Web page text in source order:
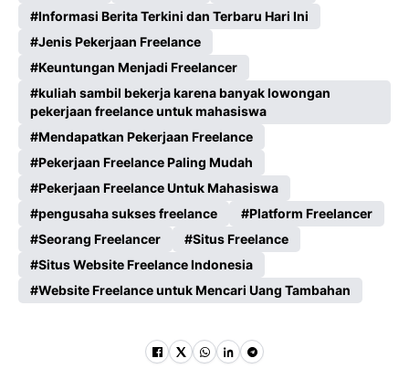
Informasi Berita Terkini dan Terbaru Hari Ini
Jenis Pekerjaan Freelance
Keuntungan Menjadi Freelancer
kuliah sambil bekerja karena banyak lowongan
pekerjaan freelance untuk mahasiswa
Mendapatkan Pekerjaan Freelance
Pekerjaan Freelance Paling Mudah
Pekerjaan Freelance Untuk Mahasiswa
pengusaha sukses freelance
Platform Freelancer
Seorang Freelancer
Situs Freelance
Situs Website Freelance Indonesia
Website Freelance untuk Mencari Uang Tambahan